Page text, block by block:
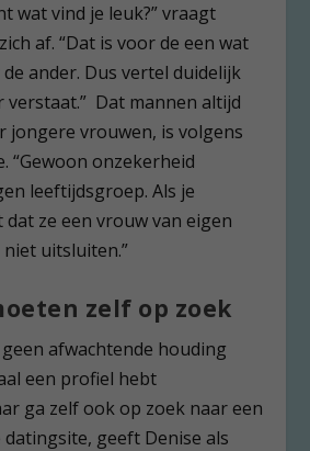
wat vind je leuk?” vraagt
af. “Dat is voor de een wat
ander. Dus vertel duidelijk
verstaat.” Dat mannen altijd
jongere vrouwen, is volgens
“Gewoon onzekerheid
leeftijdsgroep. Als je
ze een vrouw van eigen
uitsluiten.”
zelf op zoek
afwachtende houding
een profiel hebt
ga zelf ook op zoek naar een
datingsite, geeft Denise als